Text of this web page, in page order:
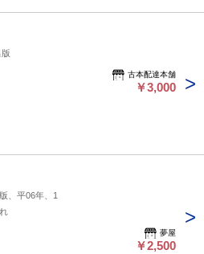
古本配達本舗
￥3,000
、平06年、1
夢屋
￥2,500